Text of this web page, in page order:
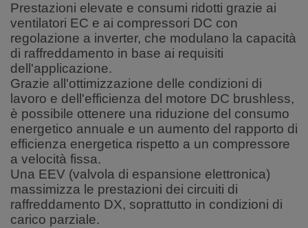
Prestazioni elevate e consumi ridotti grazie ai
ventilatori EC e ai compressori DC con
regolazione a inverter, che modulano la capacità
di raffreddamento in base ai requisiti
dell'applicazione.
Grazie all'ottimizzazione delle condizioni di
lavoro e dell'efficienza del motore DC brushless,
è possibile ottenere una riduzione del consumo
energetico annuale e un aumento del rapporto di
efficienza energetica rispetto a un compressore
a velocità fissa.
Una EEV (valvola di espansione elettronica)
massimizza le prestazioni dei circuiti di
raffreddamento DX, soprattutto in condizioni di
carico parziale.